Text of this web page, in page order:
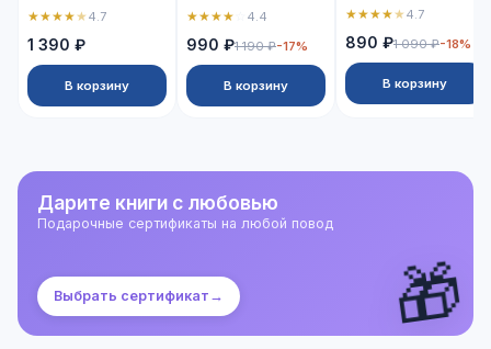
★★★★★4.7
1 390 ₽
В корзину
★★★★ 4.4
990 ₽1 190 ₽-17%
В корзину
★★★★★4.7
890 ₽1 090 ₽-18%
В корзину
Дарите книги с любовью
Подарочные сертификаты на любой повод
Выбрать сертификат → 🎁